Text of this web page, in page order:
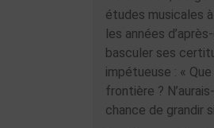
études musicales
les années
basculer ses
impétueuse : «
frontière ?
chance de grandir